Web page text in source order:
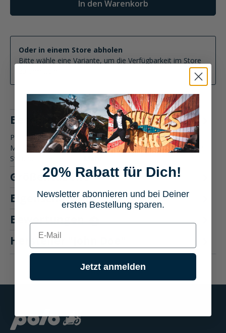
In den Warenkorb
Oder in einem Store abholen
Bitte wähle eine Variante, um die Verfügbarkeit im Store
Beschreibung
Produktbeschreibung: John Doe Motoshirt Hemd
Motorradbekleidung Erlebe die Verbindung von klassischem
Stil und Sicherheit m…
Größentabelle
Eigenschaften
Bewertungen
3
Hersteller "John Doe"
20% Rabatt für Dich!
Newsletter abonnieren und bei Deiner
ersten Bestellung sparen.
E-mail
Jetzt anmelden